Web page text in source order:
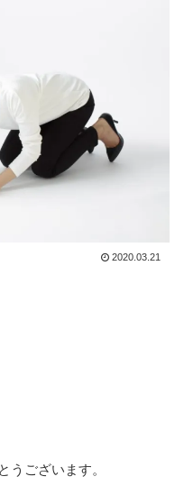
2020.03.21
うございます。